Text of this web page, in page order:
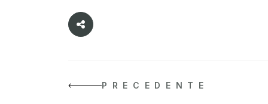
PRECEDENTE